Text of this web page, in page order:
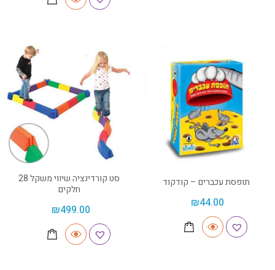
תופסת עכברים – קודקוד
₪44.00
סט קורדינציה שיווי משקל 28
חלקים
₪499.00